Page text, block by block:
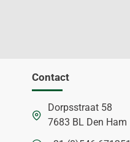
Contact
Dorpsstraat 58
7683 BL Den Ham